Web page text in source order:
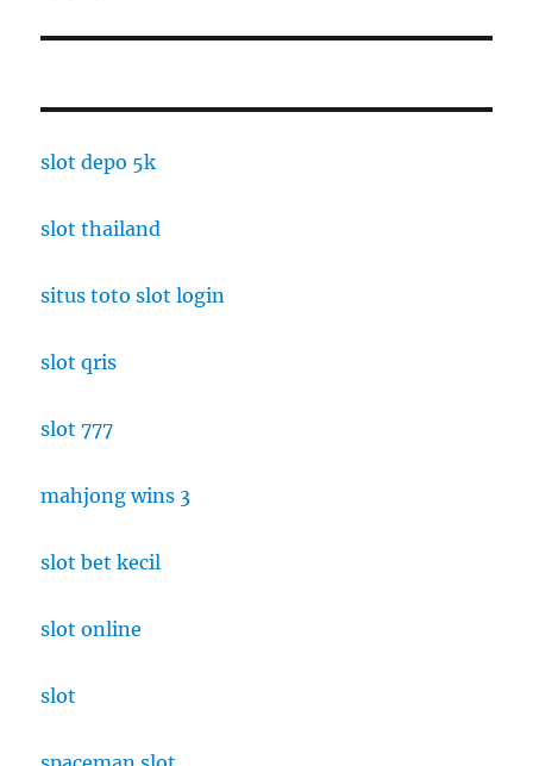
slot depo 5k
slot thailand
situs toto slot login
slot qris
slot 777
mahjong wins 3
slot bet kecil
slot online
slot